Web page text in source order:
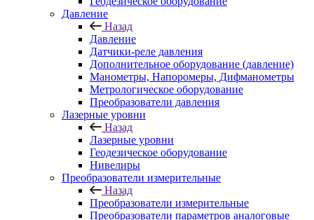
Давление
Назад
Давление
Датчики-реле давления
Дополнительное оборудование (давление)
Манометры, Напоромеры, Дифманометры
Метрологическое оборудование
Преобразователи давления
Лазерные уровни
Назад
Лазерные уровни
Геодезическое оборудование
Нивелиры
Преобразователи измерительные
Назад
Преобразователи измерительные
Преобразователи параметров аналоговые